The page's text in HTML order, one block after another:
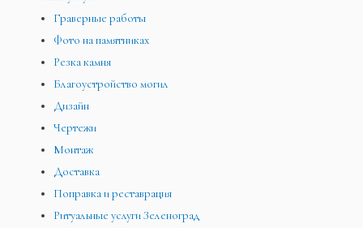
Граверные работы
Фото на памятниках
Резка камня
Благоустройство могил
Дизайн
Чертежи
Монтаж
Доставка
Поправка и реставрация
Ритуальные услуги Зеленоград